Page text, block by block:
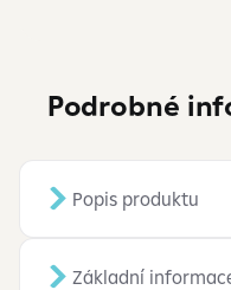
Podrobné
Popis produktu
Základní